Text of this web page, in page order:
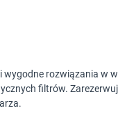
wygodne rozwiązania w
filtrów.